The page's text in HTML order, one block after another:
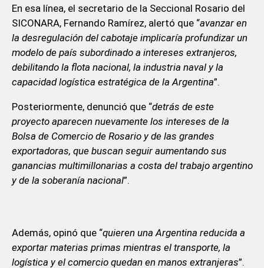
En esa línea, el secretario de la Seccional Rosario del
SICONARA, Fernando Ramírez, alertó que “avanzar en
la desregulación del cabotaje implicaría profundizar un
modelo de país subordinado a intereses extranjeros,
debilitando la flota nacional, la industria naval y la
capacidad logística estratégica de la Argentina”.
Posteriormente, denunció que “detrás de este
proyecto aparecen nuevamente los intereses de la
Bolsa de Comercio de Rosario y de las grandes
exportadoras, que buscan seguir aumentando sus
ganancias multimillonarias a costa del trabajo argentino
y de la soberanía nacional”.
Además, opinó que “quieren una Argentina reducida a
exportar materias primas mientras el transporte, la
logística y el comercio quedan en manos extranjeras”.